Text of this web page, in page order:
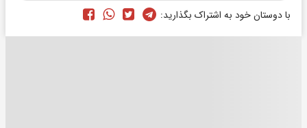
با دوستان خود به اشتراک بگذارید: